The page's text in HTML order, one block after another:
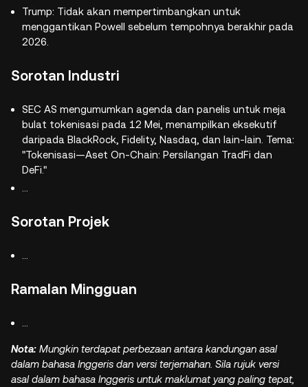
Trump: Tidak akan mempertimbangkan untuk
menggantikan Powell sebelum tempohnya berakhir pada
2026.
Sorotan Industri
SEC AS mengumumkan agenda dan panelis untuk meja
bulat tokenisasi pada 12 Mei, menampilkan eksekutif
daripada BlackRock, Fidelity, Nasdaq, dan lain-lain. Tema:
"Tokenisasi—Aset On-Chain: Persilangan TradFi dan
DeFi."
Sorotan Projek
Ramalan Mingguan
Nota: Mungkin terdapat perbezaan antara kandungan asal
dalam bahasa Inggeris dan versi terjemahan. Sila rujuk versi
asal dalam bahasa Inggeris untuk maklumat yang paling tepat,